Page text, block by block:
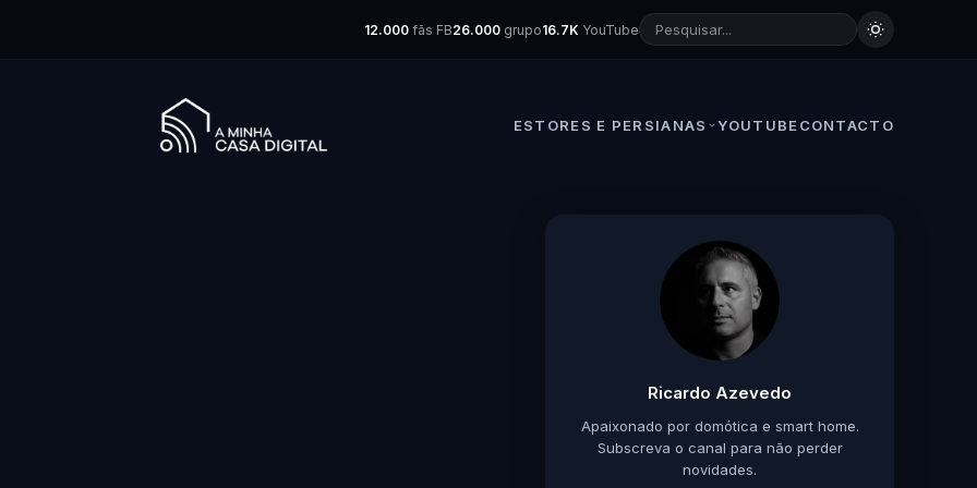
12.000 fãs FB26.000 grupo16.7K YouTube
ESTORES E PERSIANAS YOUTUBE CONTACTO
Ricardo Azevedo
Apaixonado por domótica e smart home.
Subscreva o canal para não perder
novidades.